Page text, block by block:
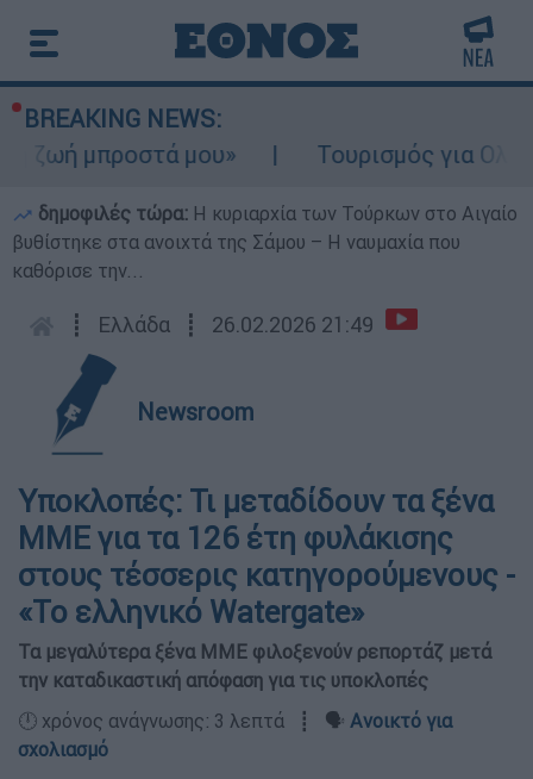
BREAKING NEWS:
μου»
Τουρισμός για Ολους 2026-
δημοφιλές τώρα: Η κυριαρχία των Τούρκων στο Αιγαίο
βυθίστηκε στα ανοιχτά της Σάμου – Η ναυμαχία που
καθόρισε την...
┋ Ελλάδα ┋ 26.02.2026 21:49
Newsroom
Υποκλοπές: Τι μεταδίδουν τα ξένα
ΜΜΕ για τα 126 έτη φυλάκισης
στους τέσσερις κατηγορούμενους -
«Το ελληνικό Watergate»
Τα μεγαλύτερα ξένα ΜΜΕ φιλοξενούν ρεπορτάζ μετά
την καταδικαστική απόφαση για τις υποκλοπές
🕛 χρόνος ανάγνωσης: 3 λεπτά ┋ 🗣️ Ανοικτό για
σχολιασμό